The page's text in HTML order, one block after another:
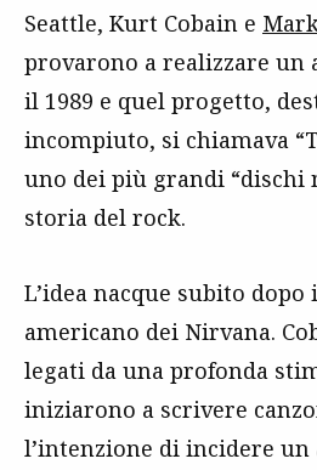
Seattle, Kurt Cobain e
provarono a realizzare un
il 1989 e quel progetto,
incompiuto, si chiamava
uno dei più grandi “dischi
storia del rock.
L’idea nacque subito
americano dei Nirvana.
legati da una profonda
iniziarono a scrivere
l’intenzione di incidere